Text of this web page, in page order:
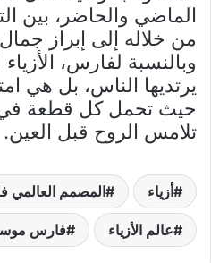
الماضي والحاضر، بين
من خلاله إلى إبراز
وبالنسبة لفارس،
يرتديها الناس، بل هي
حيث تحمل كل قطعة في
تلامس الروح قبل العين.
أزياء المصمم
عالم الأزياء فارس